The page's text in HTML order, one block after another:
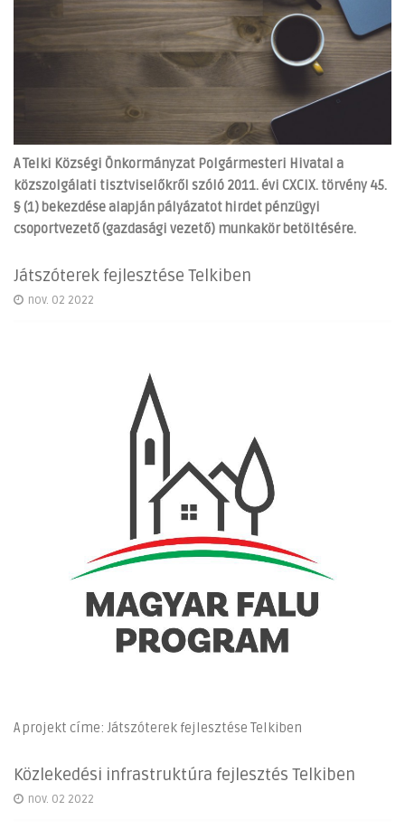
A Telki Községi Önkormányzat Polgármesteri Hivatal a
közszolgálati tisztviselőkről szóló 2011. évi CXCIX. törvény 45.
§ (1) bekezdése alapján pályázatot hirdet pénzügyi
csoportvezető (gazdasági vezető) munkakör betöltésére.
Játszóterek fejlesztése Telkiben
nov. 02 2022
A projekt címe: Játszóterek fejlesztése Telkiben
Közlekedési infrastruktúra fejlesztés Telkiben
nov. 02 2022